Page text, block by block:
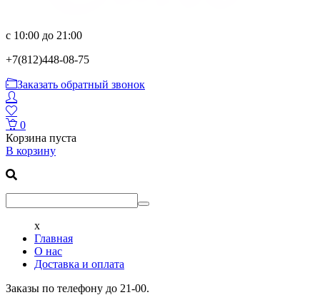
с 10:00 до 21:00
+7(812)448-08-75
Заказать обратный звонок
0
Корзина пуста
В корзину
x
Главная
О нас
Доставка и оплата
Заказы по телефону до 21-00.